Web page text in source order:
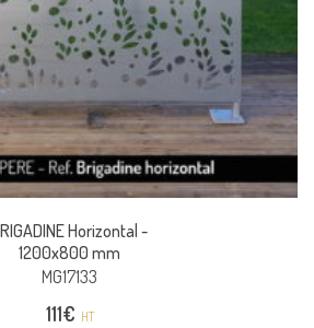
Horizontal -
1200x800 mm
MG17133
111€ HT